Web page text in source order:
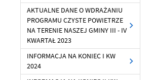
AKTUALNE DANE O WDRAŻANIU
PROGRAMU CZYSTE POWIETRZE
NA TERENIE NASZEJ GMINY III - IV
KWARTAŁ 2023
INFORMACJA NA KONIEC I KW
2024